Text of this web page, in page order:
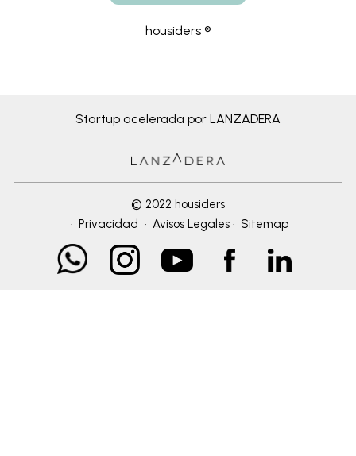
housiders ®
Startup acelerada por LANZADERA
© 2022 housiders
· Privacidad · Avisos Legales · Sitemap